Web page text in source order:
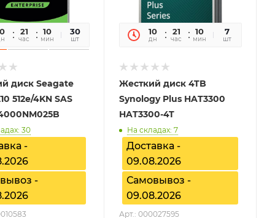
21
час
10
мин
43
сек
30
шт
диск Seagate
512e/4KN SAS
30
-
-
10
дн
21
час
10
мин
43
сек
7
шт
Жесткий диск 4TB
Synology Plus HAT3300
HAT3300-4T
На складах: 7
Доставка -
09.08.2026
Самовывоз -
09.08.2026
Арт.: 000027595